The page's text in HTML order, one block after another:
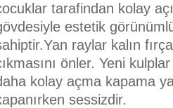
tarafindan kolay
estetik
raylar kalın
önler. Yeni
kolay açma kapama
sessizdir.